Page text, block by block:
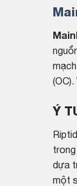
Ý
trong
dựa
một